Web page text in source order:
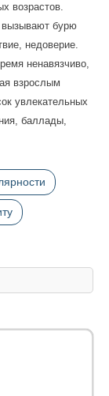
возрастов.
вызывают бурю
недоверие.
ненавязчиво,
взрослым
увлекательных
баллады,